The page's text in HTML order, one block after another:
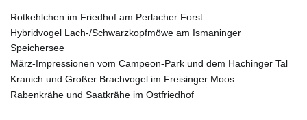
Rotkehlchen im Friedhof am Perlacher Forst
Hybridvogel Lach-/Schwarzkopfmöwe am Ismaninger
Speichersee
März-Impressionen vom Campeon-Park und dem Hachinger Tal
Kranich und Großer Brachvogel im Freisinger Moos
Rabenkrähe und Saatkrähe im Ostfriedhof